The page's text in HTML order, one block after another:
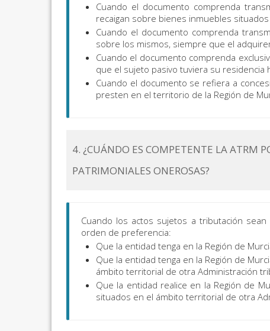
Cuando el documento comprenda
recaigan sobre bienes inmuebles
Cuando el documento comprenda
sobre los mismos, siempre que el
Cuando el documento comprenda
que el sujeto pasivo tuviera su residencia
Cuando el documento se refiera a
presten en el territorio de la Región de
4. ¿CUÁNDO ES COMPETENTE LA ATRM
PATRIMONIALES ONEROSAS?
Cuando los actos sujetos a tributación
orden de preferencia:
Que la entidad tenga en la Región de
Que la entidad tenga en la Región de
ámbito territorial de otra Administración
Que la entidad realice en la Región de
situados en el ámbito territorial de otra